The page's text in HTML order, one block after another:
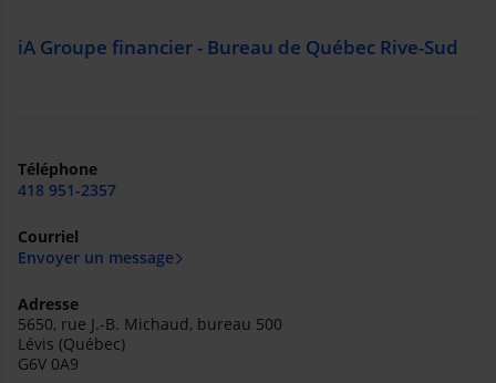
iA Groupe financier - Bureau de Québec Rive-Sud
Téléphone
418 951-2357
Courriel
Envoyer un message
Adresse
5650, rue J.-B. Michaud, bureau 500
Lévis (Québec)
G6V 0A9